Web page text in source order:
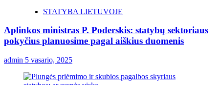
STATYBA LIETUVOJE
Aplinkos ministras P. Poderskis: statybų sektoriaus
pokyčius planuosime pagal aiškius duomenis
admin 5 vasario, 2025